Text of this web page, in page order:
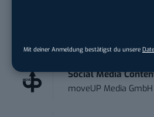
Mit deiner Anmeldung bestätigst du unsere
Social Media
moveUP Media GmbH